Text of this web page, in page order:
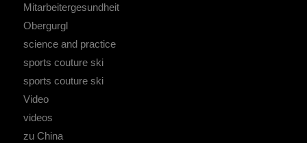
Mitarbeitergesundheit
Obergurgl
science and practice
sports couture ski
sports couture ski
Video
videos
zu China